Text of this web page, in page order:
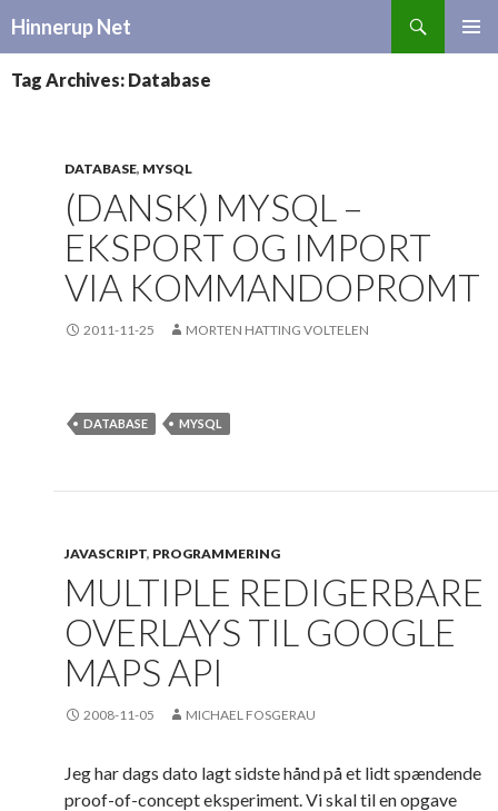
Hinnerup Net
CONTENT
Tag Archives: Database
DATABASE, MYSQL
(DANSK) MYSQL –
EKSPORT OG IMPORT
VIA KOMMANDOPROMT
2011-11-25 MORTEN HATTING VOLTELEN
DATABASE MYSQL
JAVASCRIPT, PROGRAMMERING
MULTIPLE REDIGERBARE
OVERLAYS TIL GOOGLE
MAPS API
2008-11-05 MICHAEL FOSGERAU
Jeg har dags dato lagt sidste hånd på et lidt spændende
proof-of-concept eksperiment. Vi skal til en opgave